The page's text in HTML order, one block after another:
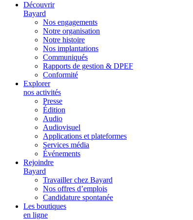
Découvrir
Bayard
Nos engagements
Notre organisation
Notre histoire
Nos implantations
Communiqués
Rapports de gestion & DPEF
Conformité
Explorer
nos activités
Presse
Édition
Audio
Audiovisuel
Applications et plateformes
Services média
Événements
Rejoindre
Bayard
Travailler chez Bayard
Nos offres d’emplois
Candidature spontanée
Les boutiques
en ligne